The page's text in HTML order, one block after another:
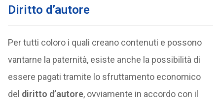
Diritto d’autore
Per tutti coloro i quali creano contenuti e possono
vantarne la paternità, esiste anche la possibilità di
essere pagati tramite lo sfruttamento economico
del diritto d’autore, ovviamente in accordo con il